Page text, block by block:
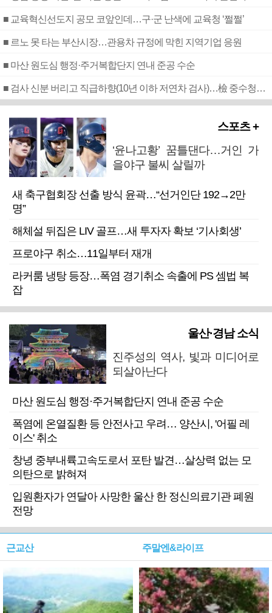
■ 교육혁신선도지 공모 코앞인데…구·군 난색에 교육청 ‘쩔쩔’
■ 르노 못 타는 부산시장…관용차 규정에 막힌 지역기업 응원
■ 마산 원도심 행정·주거복합단지 연내 준공 수순
■ 검사 신분 버리고 직급하향(10년 이하 저연차 검사)…檢 중수청행 기피
스포츠 +
‘윤나고황’ 꿈틀댄다…거인 가
을야구 불씨 살릴까
새 축구협회장 선출 방식 윤곽…“선거인단 192→2만
명”
해체설 뒤집은 LIV 골프…새 투자자 확보 ‘기사회생’
프로야구 취소…11일부터 재개
라커룸 냉탕 등장…폭염 경기취소 속출에 PS 셈법 복
잡
울산·경남 소식
진주성의 역사, 빛과 미디어로
되살아난다
마산 원도심 행정·주거복합단지 연내 준공 수순
폭염에 온열질환 등 안전사고 우려… 양산시, '어필 레
이스' 취소
창녕 중부내륙고속도로서 포탄 발견…살상력 없는 모
의탄으로 밝혀져
입원환자가 연달아 사망한 울산 한 정신의료기관 폐원
전망
근교산 주말엔&라이프